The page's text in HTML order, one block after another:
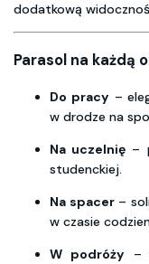
dodatkową
Parasol na każdą
Do pracy –
w drodze na
Na uczelnię –
studenckiej.
Na spacer–
w czasie
W podróży –